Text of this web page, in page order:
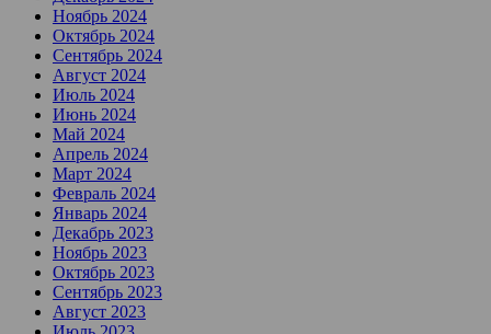
Ноябрь 2024
Октябрь 2024
Сентябрь 2024
Август 2024
Июль 2024
Июнь 2024
Май 2024
Апрель 2024
Март 2024
Февраль 2024
Январь 2024
Декабрь 2023
Ноябрь 2023
Октябрь 2023
Сентябрь 2023
Август 2023